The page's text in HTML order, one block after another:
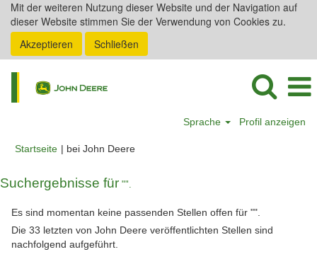
Mit der weiteren Nutzung dieser Website und der Navigation auf
dieser Website stimmen Sie der Verwendung von Cookies zu.
Akzeptieren
Schließen
Sprache Profil anzeigen
Startseite | bei John Deere(aktuelle
Suchergebnisse für "".
Es sind momentan keine passenden Stellen offen für "".
Die 33 letzten von John Deere veröffentlichten Stellen sind
nachfolgend aufgeführt.